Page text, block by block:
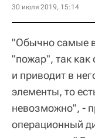
30 июля 2019, 15:14
"Обычно самые
"пожар", так как
и приводит в
элементы, то
невозможно", -
операционный